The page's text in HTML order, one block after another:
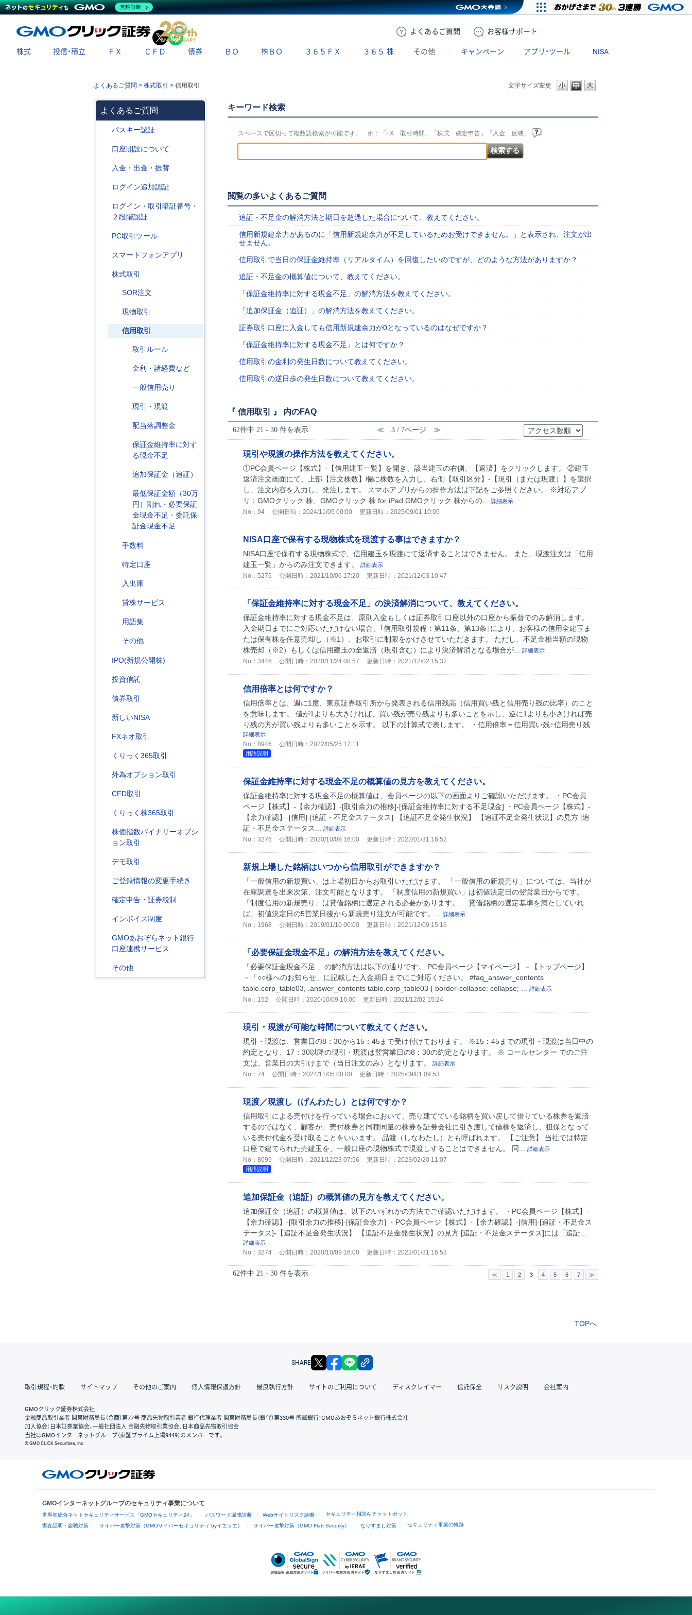
よくある ご質問 お客様サポート
X
株式 投信・積立 ＦＸ ＣＦＤ 債券 ＢＯ 株ＢＯ ３６５ＦＸ ３６５ 株 その他 キャンペーン アプリ・ツール NISA
文字サイズ変更
よくあるご質問 > 株式取引 > 信用取引
よくあるご質問
パスキー認証
口座開設について
入金・出金・振替
ログイン追加認証
ログイン・取引暗証番号・
２段階認証
PC取引ツール
スマートフォンアプリ
株式取引
SOR注文
現物取引
信用取引
取引ルール
金利・諸経費など
一般信用売り
現引・現渡
配当落調整金
保証金維持率に対す
る現金不足
追加保証金（追証）
最低保証金額（30万
円）割れ・必要保証
金現金不足・委託保
証金現金不足
手数料
特定口座
入出庫
貸株サービス
用語集
その他
IPO(新規公開株)
投資信託
債券取引
新しいNISA
FXネオ取引
くりっく365取引
外為オプション取引
CFD取引
くりっく株365取引
株価指数バイナリーオプシ
ョン取引
デモ取引
ご登録情報の変更手続き
確定申告・証券税制
インボイス制度
GMOあおぞらネット銀行
口座連携サービス
その他
キーワード検索
スペースで区切って複数語検索が可能です。 例：「FX 取引時間」「株式 確定申告」「入金 反映」
閲覧の多いよくあるご質問
追証・不足金の解消方法と期日を超過した場合について、教えてください。
信用新規建余力があるのに「信用新規建余力が不足しているためお受けできません。」と表示され、注文が出
せません。
信用取引で当日の保証金維持率（リアルタイム）を回復したいのですが、どのような方法がありますか？
追証・不足金の概算値について、教えてください。
「保証金維持率に対する現金不足」の解消方法を教えてください。
「追加保証金（追証）」の解消方法を教えてください。
証券取引口座に入金しても信用新規建余力が0となっているのはなぜですか？
『保証金維持率に対する現金不足』とは何ですか？
信用取引の金利の発生日数について教えてください。
信用取引の逆日歩の発生日数について教えてください。
『 信用取引 』 内のFAQ
62件中 21 - 30 件を表示 ≪ 3 / 7ページ ≫
現引や現渡の操作方法を教えてください。
①PC会員ページ【株式】-【信用建玉一覧】を開き、該当建玉の右側、【返済】をクリックします。 ②建玉
返済注文画面にて、上部【注文株数】欄に株数を入力し、右側【取引区分】-【現引（または現渡）】を選択
し、注文内容を入力し、発注します。 スマホアプリからの操作方法は下記をご参照ください。 ※対応アプ
リ：GMOクリック 株、GMOクリック 株 for iPad GMOクリック 株からの...
詳細表示
No：94 公開日時：2024/11/05 00:00 更新日時：2025/09/01 10:05
NISA口座で保有する現物株式を現渡する事はできますか？
NISA口座で保有する現物株式で、信用建玉を現渡にて返済することはできません。 また、現渡注文は「信用
建玉一覧」からのみ注文できます。
詳細表示
No：5276 公開日時：2021/10/06 17:20 更新日時：2021/12/03 10:47
「保証金維持率に対する現金不足」の決済解消について、教えてください。
保証金維持率に対する現金不足は、原則入金もしくは証券取引口座以外の口座から振替でのみ解消します。
入金期日までにご対応いただけない場合、｢信用取引規程：第11条、第13条｣により、お客様の信用全建玉ま
たは保有株を任意売却し（※1）、お取引に制限をかけさせていただきます。 ただし、不足金相当額の現物
株売却（※2）もしくは信用建玉の全返済（現引含む）により決済解消となる場合が...
詳細表示
No：3446 公開日時：2020/11/24 08:57 更新日時：2021/12/02 15:37
信用倍率とは何ですか？
信用倍率とは、週に1度、東京証券取引所から発表される信用残高（信用買い残と信用売り残の比率）のこと
を意味します。 値が1よりも大きければ、買い残が売り残よりも多いことを示し、逆に1よりも小さければ売
り残の方が買い残よりも多いことを示す。 以下の計算式で表します。 ・信用倍率＝信用買い残÷信用売り残
詳細表示
No：8946 公開日時：2022/05/25 17:11
用語説明
保証金維持率に対する現金不足の概算値の見方を教えてください。
保証金維持率に対する現金不足の概算値は、会員ページの以下の画面よりご確認いただけます。 ・PC会員
ページ【株式】-【余力確認】-[取引余力の推移]-[保証金維持率に対する不足現金] ・PC会員ページ【株式】-
【余力確認】-[信用]-[追証・不足金ステータス]-【追証不足金発生状況】 【追証不足金発生状況】の見方 [追
証・不足金ステータス...
詳細表示
No：3276 公開日時：2020/10/09 16:00 更新日時：2022/01/31 16:52
新規上場した銘柄はいつから信用取引ができますか？
「一般信用の新規買い」は上場初日からお取引いただけます。 「一般信用の新規売り」については、当社が
在庫調達を出来次第、注文可能となります。 「制度信用の新規買い」は初値決定日の翌営業日からです。
「制度信用の新規売り」は貸借銘柄に選定される必要があります。 貸借銘柄の選定基準を満たしていれ
ば、初値決定日の5営業日後から新規売り注文が可能です。...
詳細表示
No：1968 公開日時：2019/01/10 00:00 更新日時：2021/12/09 15:16
「必要保証金現金不足」の解消方法を教えてください。
「必要保証金現金不足 」の解消方法は以下の通りです。 PC会員ページ【マイページ】－【トップページ】
－「○○様へのお知らせ」に記載した入金期日までにご対応ください。 #faq_answer_contents
table.corp_table03, .answer_contents table.corp_table03 { border-collapse: collapse; ...
詳細表示
No：152 公開日時：2020/10/09 16:00 更新日時：2021/12/02 15:24
現引・現渡が可能な時間について教えてください。
現引・現渡は、営業日の8：30から15：45まで受け付けております。 ※15：45までの現引・現渡は当日中の
約定となり、17：30以降の現引・現渡は翌営業日の8：30の約定となります。 ※ コールセンター でのご注
文は、営業日の大引けまで（当日注文のみ）となります。
詳細表示
No：74 公開日時：2024/11/05 00:00 更新日時：2025/09/01 09:53
現渡／現渡し（げんわたし）とは何ですか？
信用取引による売付けを行っている場合において、売り建てている銘柄を買い戻して借りている株券を返済
するのではなく、顧客が、売付株券と同種同量の株券を証券会社に引き渡して借株を返済し、担保となって
いる売付代金を受け取ることをいいます。 品渡（しなわたし）とも呼ばれます。 【ご注意】 当社では特定
口座で建てられた売建玉を、一般口座の現物株式で現渡しすることはできません。 同...
詳細表示
No：8099 公開日時：2021/12/23 07:56 更新日時：2023/02/20 11:07
用語説明
追加保証金（追証）の概算値の見方を教えてください。
追加保証金（追証）の概算値は、以下のいずれかの方法でご確認いただけます。 ・PC会員ページ【株式】-
【余力確認】-[取引余力の推移]-[保証金余力] ・PC会員ページ【株式】-【余力確認】-[信用]-[追証・不足金ス
テータス]-【追証不足金発生状況】 【追証不足金発生状況】の見方 [追証・不足金ステータス]には「追証...
詳細表示
No：3274 公開日時：2020/10/09 16:00 更新日時：2022/01/31 16:53
62件中 21 - 30 件を表示 ≪ 1 2 3 4 5 6 7 ≫
TOPへ
SHARE X facebook
取引規程・約款 サイトマップ その他のご案内 個人情報保護方針 最良執行方針 サイトのご利用について ディスクレイマー 信託保全 リスク説明 会社案内
GMOクリック証券株式会社
金融商品取引業者 関東財務局長（金商）第77号 商品先物取引業者 銀行代理業者 関東財務局長（銀代）第330号 所属銀行：GMOあおぞらネット銀行株式会社
加入協会：日本証券業協会、一般社団法人 金融先物取引業協会、日本商品先物取引協会
当社はGMOインターネットグループ（東証プライム上場9449）のメンバーです。
© GMO CLICK Securities, Inc.
GMOインターネットグループのセキュリティ事業について
世界初総合ネットセキュリティサービス「GMOセキュリティ24」 パスワード漏洩診断 Webサイトリスク診断 セキュリティ相談AIチャットボット
実在証明・盗聴対策 サイバー攻撃対策（GMOサイバーセキュリティ byイエラエ） サイバー攻撃対策（GMO Flatt Security） なりすまし対策 セキュリティ事業の軌跡
無料診断